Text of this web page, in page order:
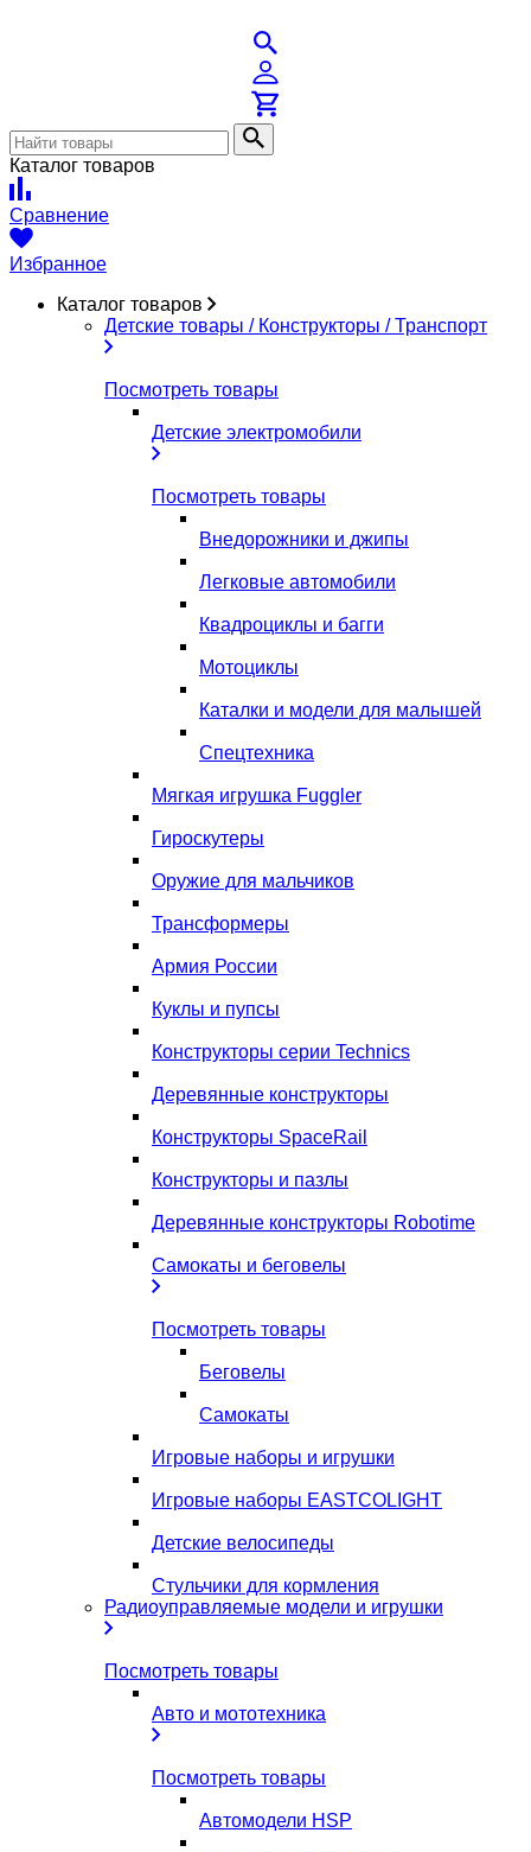
Каталог товаров
Сравнение
Избранное
Каталог товаров
Детские товары / Конструкторы / Транспорт
Посмотреть товары
Детские электромобили
Посмотреть товары
Внедорожники и джипы
Легковые автомобили
Квадроциклы и багги
Мотоциклы
Каталки и модели для малышей
Спецтехника
Мягкая игрушка Fuggler
Гироскутеры
Оружие для мальчиков
Трансформеры
Армия России
Куклы и пупсы
Конструкторы серии Technics
Деревянные конструкторы
Конструкторы SpaceRail
Конструкторы и пазлы
Деревянные конструкторы Robotime
Самокаты и беговелы
Посмотреть товары
Беговелы
Самокаты
Игровые наборы и игрушки
Игровые наборы EASTCOLIGHT
Детские велосипеды
Стульчики для кормления
Радиоуправляемые модели и игрушки
Посмотреть товары
Авто и мототехника
Посмотреть товары
Автомодели HSP